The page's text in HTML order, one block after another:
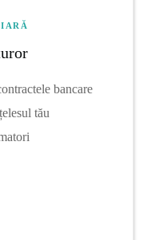
bancare
tău